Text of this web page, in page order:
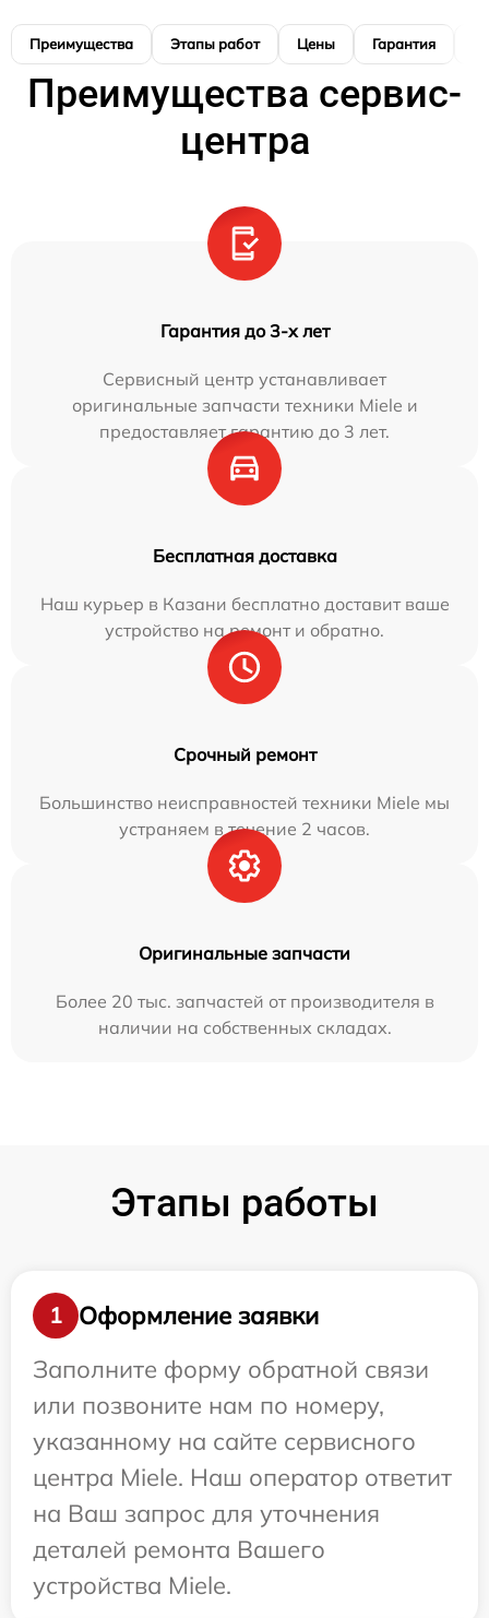
Преимущества Этапы работ Цены Гарантия
Преимущества сервис-
центра
Гарантия до 3-х лет
Сервисный центр устанавливает
оригинальные запчасти техники Miele и
предоставляет гарантию до 3 лет.
Бесплатная доставка
Наш курьер в Казани бесплатно доставит ваше
устройство на ремонт и обратно.
Срочный ремонт
Большинство неисправностей техники Miele мы
устраняем в течение 2 часов.
Оригинальные запчасти
Более 20 тыс. запчастей от производителя в
наличии на собственных складах.
Этапы работы
1
Оформление заявки
Заполните форму обратной связи
или позвоните нам по номеру,
указанному на сайте сервисного
центра Miele. Наш оператор ответит
на Ваш запрос для уточнения
деталей ремонта Вашего
устройства Miele.